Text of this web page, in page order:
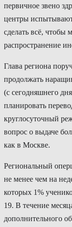
первичное звено
центры
сделать всё, чтобы
распространение
Глава региона
продолжать
(с сегодняшнего
планировать
круглосуточный
вопрос о выдаче
как в Москве.
Региональный
не менее чем на
которых 1%
19. В течение
дополнительного